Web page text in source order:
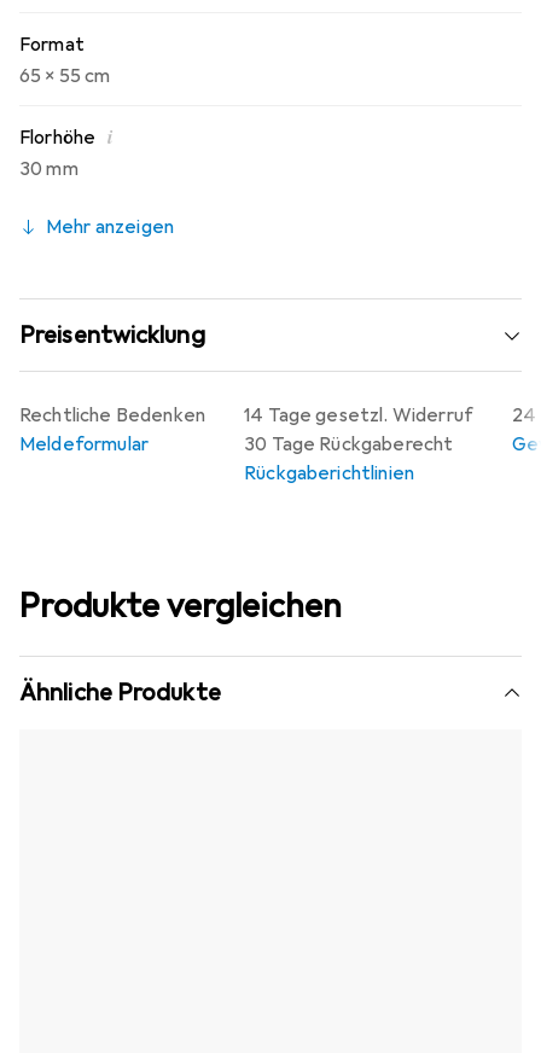
Format
65 x 55 cm
Florhöhe i
30 mm
Mehr anzeigen
Preisentwicklung
14 Tage gesetzl. Widerruf
30 Tage Rückgaberecht
Rückgaberichtlinien
24
Rechtliche Bedenken
Meldeformular
Produkte vergleichen
Ähnliche Produkte